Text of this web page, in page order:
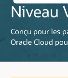
Niveau
Conçu pour les
Oracle Cloud